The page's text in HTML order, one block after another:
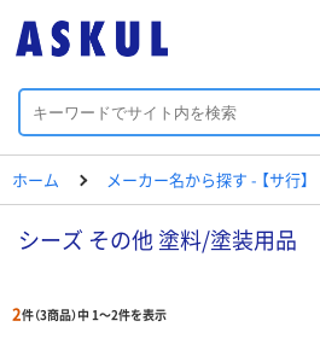
ホーム メーカー名から探す - 【サ行】
シーズ その他 塗料/塗装用品
2件（3商品）中 1～2件を表示